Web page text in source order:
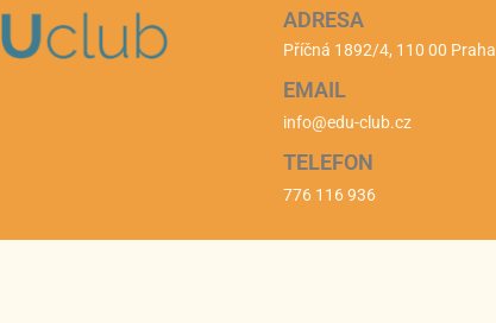
ADRESA
Příčná 1892/4, 110 00 Praha
EMAIL
info@edu-club.cz
TELEFON
776 116 936